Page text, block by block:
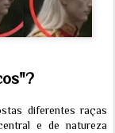
diferentes raças
e de natureza